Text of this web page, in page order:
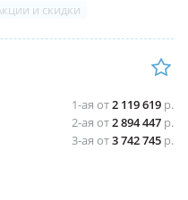
и скидки
1-ая от2 119 619 р.
2-ая от2 894 447 р.
3-ая от3 742 745 р.